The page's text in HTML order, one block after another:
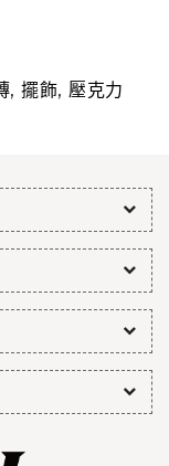
, 擺飾, 壓克力